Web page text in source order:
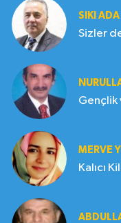
SIKI ADA
Sizler
MERVE
Kalıcı